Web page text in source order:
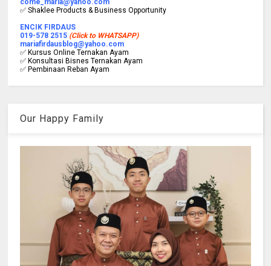
✅ Shaklee Products & Business Opportunity
ENCIK FIRDAUS
019-578 2515 (Click to WHATSAPP)
mariafirdausblog@yahoo.com
✅ Kursus Online Ternakan Ayam
✅ Konsultasi Bisnes Ternakan Ayam
✅ Pembinaan Reban Ayam
Our Happy Family